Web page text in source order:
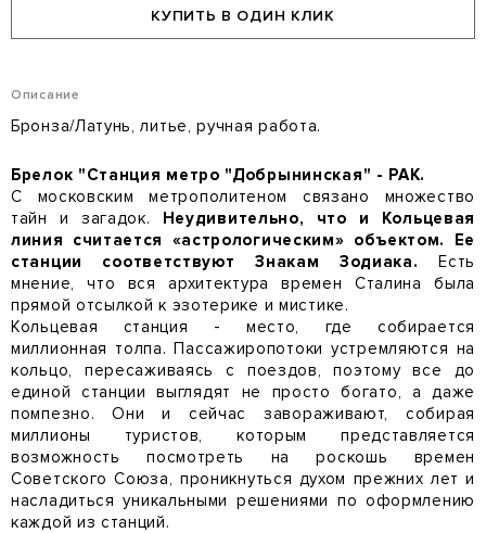
КУПИТЬ В ОДИН КЛИК
Описание
Бронза/Латунь, литье, ручная работа.
Брелок "Станция метро "Добрынинская" - РАК.
С московским метрополитеном связано множество
тайн и загадок. Неудивительно, что и Кольцевая
линия считается «астрологическим» объектом. Ее
станции соответствуют Знакам Зодиака.Есть
мнение, что вся архитектура времен Сталина была
прямой отсылкой к эзотерике и мистике.
Кольцевая станция - место, где собирается
миллионная толпа. Пассажиропотоки устремляются на
кольцо, пересаживаясь с поездов, поэтому все до
единой станции выглядят не просто богато, а даже
помпезно. Они и сейчас завораживают, собирая
миллионы туристов, которым представляется
возможность посмотреть на роскошь времен
Советского Союза, проникнуться духом прежних лет и
насладиться уникальными решениями по оформлению
каждой из станций.